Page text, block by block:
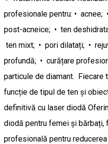
profesionale pentru: •
post-acneice; • ten
ten mixt; • pori dilatați; •
profundă; • curățare
particule de diamant. Fiecare
funcție de tipul de ten și
definitivă cu laser diodă
diodă pentru femei și
profesională pentru